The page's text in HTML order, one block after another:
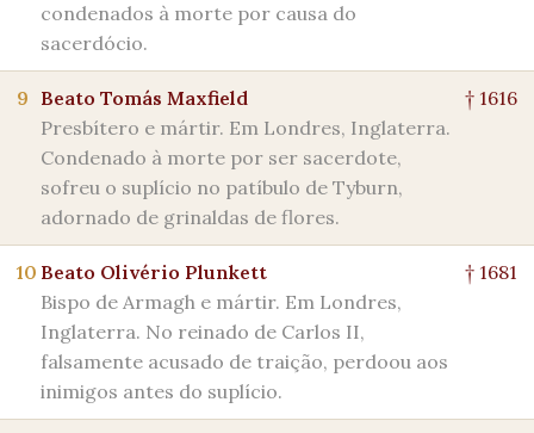
condenados à morte por causa do
sacerdócio.
9 Beato Tomás Maxfield
Presbítero e mártir. Em Londres, Inglaterra.
Condenado à morte por ser sacerdote,
sofreu o suplício no patíbulo de Tyburn,
adornado de grinaldas de flores.
† 1616
10 Beato Olivério Plunkett
Bispo de Armagh e mártir. Em Londres,
Inglaterra. No reinado de Carlos II,
falsamente acusado de traição, perdoou aos
inimigos antes do suplício.
† 1681